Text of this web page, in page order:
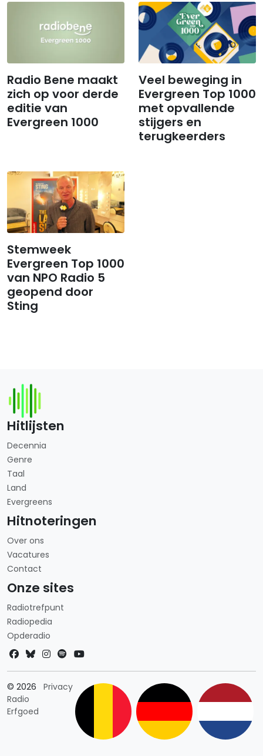
Radio Bene maakt
zich op voor derde
editie van
Evergreen 1000
Veel beweging in
Evergreen Top 1000
met opvallende
stijgers en
terugkeerders
Stemweek
Evergreen Top 1000
van NPO Radio 5
geopend door
Sting
Hitlijsten
Decennia
Genre
Taal
Land
Evergreens
Hitnoteringen
Over ons
Vacatures
Contact
Onze sites
Radiotrefpunt
Radiopedia
Opderadio
© 2026
Radio
Erfgoed
PrivacyLandkeuze